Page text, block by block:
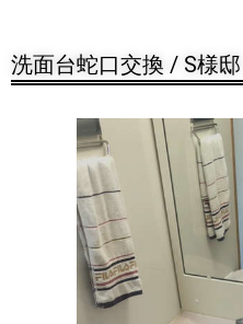
洗面台蛇口交換 / S様邸